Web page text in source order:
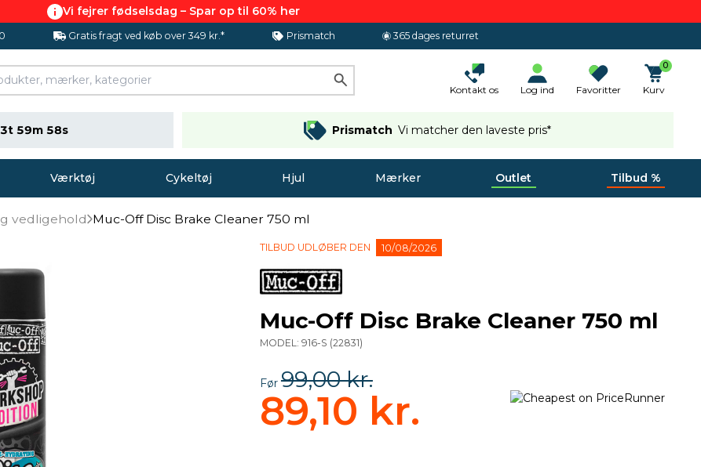
Vi fejrer fødselsdag – Spar op til 60% her
Gratis fragt ved køb over 349 kr.* Prismatch 365 dages returret
Kontakt os Log ind Favoritter
0
Kurv
59m 57s Prismatch Vi matcher den laveste pris*
Værktøj Cykeltøj Hjul Mærker Outlet Tilbud %
vedligehold Muc-Off Disc Brake Cleaner 750 ml
TILBUD UDLØBER DEN 10/08/2026
Muc-Off Disc Brake Cleaner 750 ml
MODEL:916-S (22831)
Før 99,00 kr.
89,10 kr.